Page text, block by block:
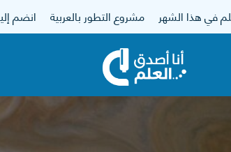
في هذا الشهر مشروع التطور بالعربية انضم